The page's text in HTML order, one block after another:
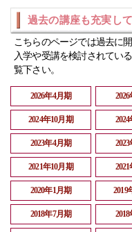
過去の講座も充実し
こちらのページでは過去に
入学や受講を検討されてい
覧下さい。
2026年4月期
2024年10月期
2023年4月期
2021年10月期
2020年1月期 2019
2018年7月期